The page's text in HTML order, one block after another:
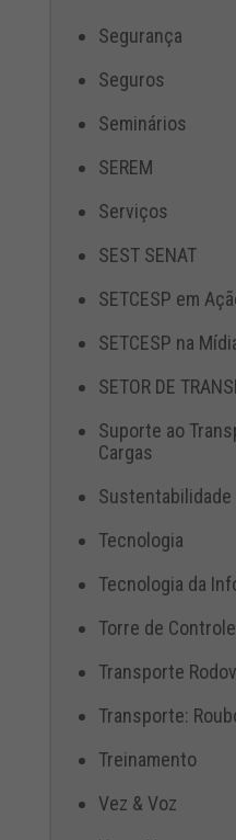
Segurança
Seguros
Seminários
SEREM
Serviços
SEST SENAT
SETCESP em
SETCESP na
SETOR DE
Suporte ao
Cargas
Sustentabilidade
Tecnologia
Tecnologia da
Torre de Controle
Transporte
Transporte:
Treinamento
Vez & Voz